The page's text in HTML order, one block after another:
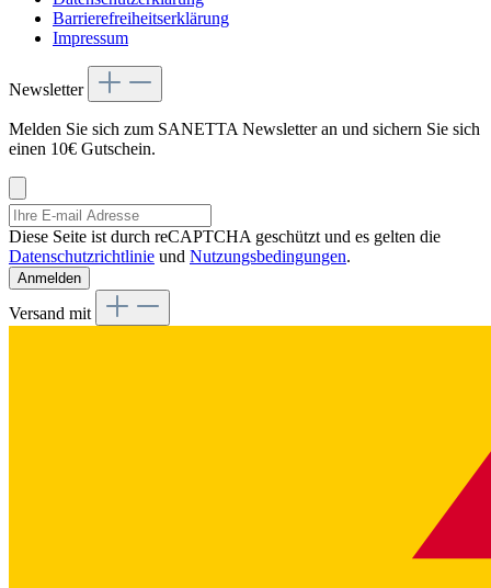
Barrierefreiheitserklärung
Impressum
Newsletter
Melden Sie sich zum SANETTA Newsletter an und sichern Sie sich
einen 10€ Gutschein.
Diese Seite ist durch reCAPTCHA geschützt und es gelten die
Datenschutzrichtlinie und Nutzungsbedingungen.
Anmelden
Versand mit